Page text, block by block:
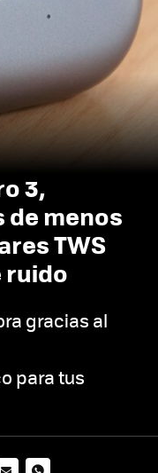
3,
de menos
TWS
ruido
gracias al
para tus